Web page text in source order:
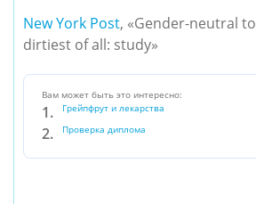
New York Post, «Gender-neutral
dirtiest of all: study»
Вам может быть это интересно:
Грейпфрут и лекарства
Проверка диплома